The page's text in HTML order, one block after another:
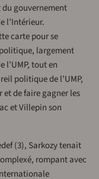
gouvernement
l’Intérieur.
carte pour se
largement
tout en
politique de l’UMP,
de faire gagner les
et Villepin son
(3), Sarkozy tenait
rompant avec